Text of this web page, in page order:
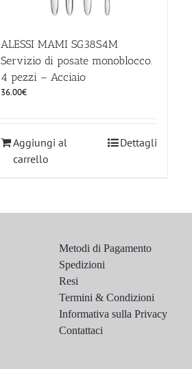
ALESSI MAMI SG38S4M
Servizio di posate monoblocco.
4 pezzi – Acciaio
36.00€
Aggiungi al
carrello
Dettagli
Metodi di Pagamento
Spedizioni
Resi
Termini & Condizioni
Informativa sulla Privacy
Contattaci